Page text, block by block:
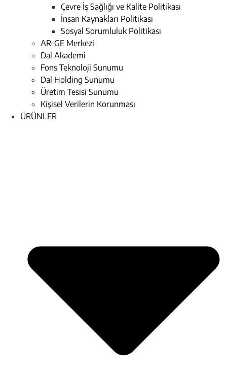
Çevre İş Sağlığı ve Kalite Politikası
İnsan Kaynakları Politikası
Sosyal Sorumluluk Politikası
AR-GE Merkezi
Dal Akademi
Fons Teknoloji Sunumu
Dal Holding Sunumu
Üretim Tesisi Sunumu
Kişisel Verilerin Korunması
ÜRÜNLER